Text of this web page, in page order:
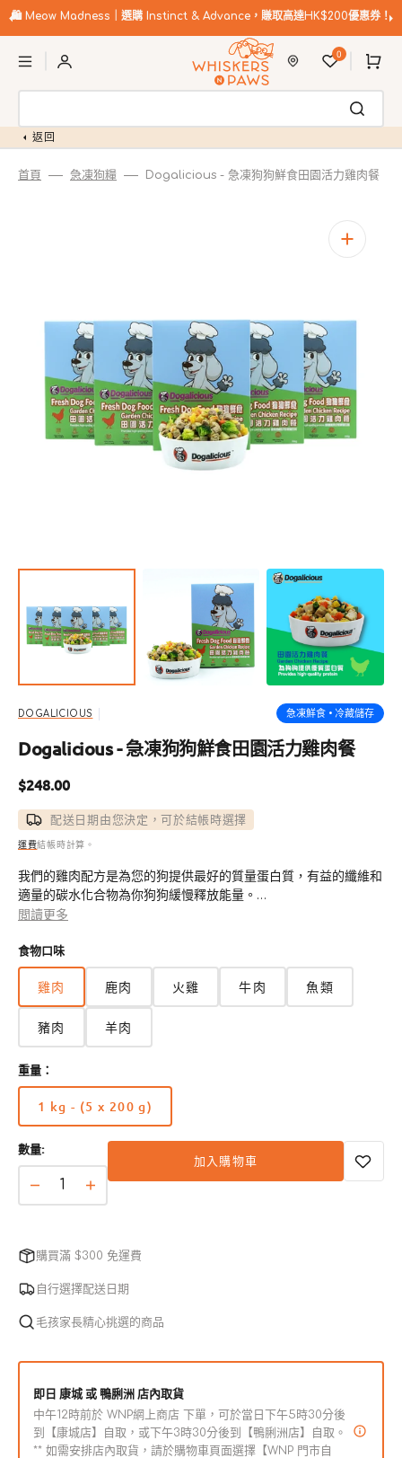
至
容
🛍️ Meow Madness｜選購 Instinct & Advance，賺取高達HK$200優惠券！
0
購
物
返回
首頁 急凍狗糧 Dogalicious - 急凍狗狗鮮食田園活力雞肉餐
開
啟
圖
庫
檢
媒
檔
案
DOGALICIOUS 急凍鮮食 • 冷藏儲存
Dogalicious - 急凍狗狗鮮食田園活力雞肉餐
定
價
$248.00
配送日期由您決定，可於結帳時選擇
運費結帳時計算。
我們的雞肉配方是為您的狗提供最好的質量蛋白質，有益的纖維和
適量的碳水化合物為你狗狗緩慢釋放能量。
無中國肉類產品。
閲讀更多
食物口味
雞肉 鹿肉 火雞 牛肉 魚類
豬肉 羊肉
重量：
1 kg - (5 x 200 g)
版
售
完
或
使
用
數量:
Dogalicious
-
凍
狗
鮮
園
活
力
Dogalicious
-
凍
狗
鮮
園
活
力
加入購物車
購買滿 $300 免運費
自行選擇配送日期
毛孩家長精心挑選的商品
即日 康城 或 鴨脷洲 店內取貨
中午12時前於 WNP網上商店 下單，可於當日下午5時30分後
到【康城店】自取，或下午3時30分後到【鴨脷洲店】自取。
** 如需安排店內取貨，請於購物車頁面選擇【WNP 門市自